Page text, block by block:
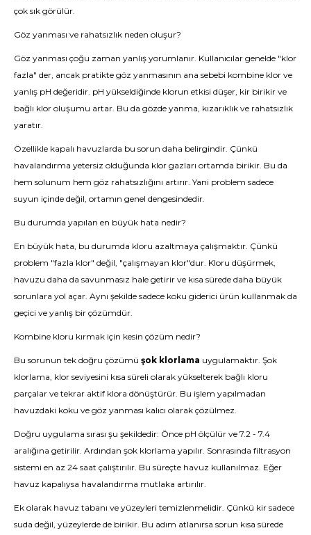
çok sık görülür.
Göz yanması ve rahatsızlık neden oluşur?
Göz yanması çoğu zaman yanlış yorumlanır. Kullanıcılar genelde "klor
fazla" der, ancak pratikte göz yanmasının ana sebebi kombine klor ve
yanlış pH değeridir. pH yükseldiğinde klorun etkisi düşer, kir birikir ve
bağlı klor oluşumu artar. Bu da gözde yanma, kızarıklık ve rahatsızlık
yaratır.
Özellikle kapalı havuzlarda bu sorun daha belirgindir. Çünkü
havalandırma yetersiz olduğunda klor gazları ortamda birikir. Bu da
hem solunum hem göz rahatsızlığını artırır. Yani problem sadece
suyun içinde değil, ortamın genel dengesindedir.
Bu durumda yapılan en büyük hata nedir?
En büyük hata, bu durumda kloru azaltmaya çalışmaktır. Çünkü
problem "fazla klor" değil, "çalışmayan klor"dur. Kloru düşürmek,
havuzu daha da savunmasız hale getirir ve kısa sürede daha büyük
sorunlara yol açar. Aynı şekilde sadece koku giderici ürün kullanmak da
geçici ve yanlış bir çözümdür.
Kombine kloru kırmak için kesin çözüm nedir?
Bu sorunun tek doğru çözümü şok klorlama uygulamaktır. Şok
klorlama, klor seviyesini kısa süreli olarak yükselterek bağlı kloru
parçalar ve tekrar aktif klora dönüştürür. Bu işlem yapılmadan
havuzdaki koku ve göz yanması kalıcı olarak çözülmez.
Doğru uygulama sırası şu şekildedir: Önce pH ölçülür ve 7.2 - 7.4
aralığına getirilir. Ardından şok klorlama yapılır. Sonrasında filtrasyon
sistemi en az 24 saat çalıştırılır. Bu süreçte havuz kullanılmaz. Eğer
havuz kapalıysa havalandırma mutlaka artırılır.
Ek olarak havuz tabanı ve yüzeyleri temizlenmelidir. Çünkü kir sadece
suda değil, yüzeylerde de birikir. Bu adım atlanırsa sorun kısa sürede